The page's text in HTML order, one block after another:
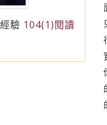
驗 104(1)閱讀